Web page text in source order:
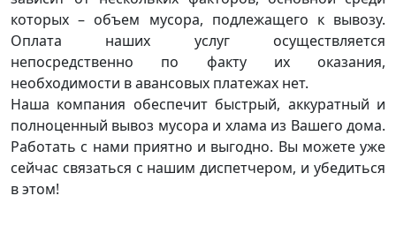
которых – объем мусора, подлежащего к вывозу.
Оплата наших услуг осуществляется
непосредственно по факту их оказания,
необходимости в авансовых платежах нет.
Наша компания обеспечит быстрый, аккуратный и
полноценный вывоз мусора и хлама из Вашего дома.
Работать с нами приятно и выгодно. Вы можете уже
сейчас связаться с нашим диспетчером, и убедиться
в этом!